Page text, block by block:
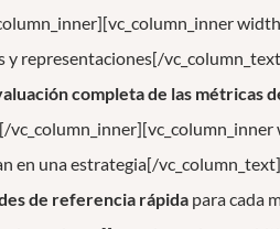
y representaciones[/
completa de las
en una estrategia[/
de referencia rápida para cada